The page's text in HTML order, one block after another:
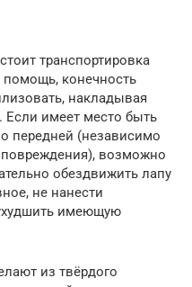
транспортировка
конечность
накладывая
Если имеет место быть
передней (независимо
возможно
обездвижить лапу
не нанести
имеющую
из твёрдого